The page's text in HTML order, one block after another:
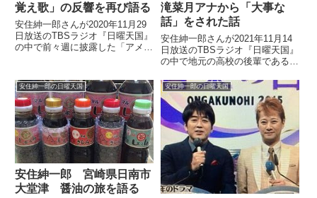
覚え歌」の反響を再び語る
安住紳一郎さんが2020年11月29
日放送のTBSラジオ『日曜天国』
の中で前々週に披露した「アメリ
音源などを紹介していました。
（安住紳一郎）3週続けてのお話
になりますけれども。「ア...
滝菜月アナから「大事な
話」をされた話
安住紳一郎さんが2021年11月14
日放送のTBSラジオ『日曜天国』
の中で地元の高校の後輩である日
ついてトーク。かつて一緒に食事
をした際に「聞いてほしいことが
ある」と改めて切り出された話を
紹介していました。
安住紳一郎の日曜天国
安住紳一郎 宮崎県日南市
大堂津 醤油の旅を語る
安住紳一郎の日曜天国